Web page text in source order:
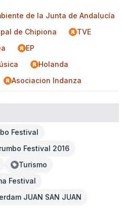
de la Junta de Andalucía
de Chipiona
TVE
EP
Holanda
Asociacion Indanza
Festival
Festival 2016
Turismo
Festival
JUAN SAN JUAN